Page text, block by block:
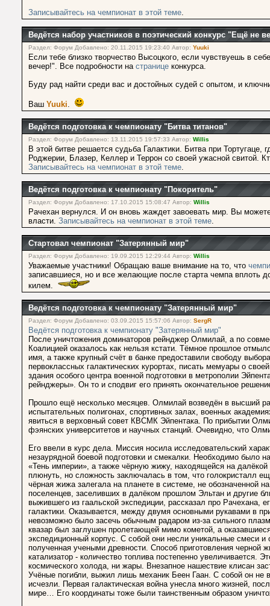
Записывайтесь на чемпионат в этой теме.
Ведётся набор участников в поэтический конкурс "Ещё не
Раздел: Форум Добавлено: 20.11.2015 19:23:40 Автор: Yuuki
Если тебе близко творчество Высоцкого, если чувствуешь в
вечер!". Все подробности на странице конкурса.
Буду рад найти среди вас и достойных судей с опытом, и
Ваш Yuuki.
Ведётся подготовка к чемпионату "Битва титанов"
Раздел: Форум Добавлено: 13.11.2015 19:57:33 Автор: Willis
В этой битве решается судьба Галактики. Битва при
Роджерии, Блазер, Келлер и Террон со своей ужасной свитой.
Записывайтесь на чемпионат в этой теме.
Ведётся подготовка к чемпионату "Покоритель"
Раздел: Форум Добавлено: 17.10.2015 15:08:47 Автор: Willis
Рачехан вернулся. И он вновь жаждет завоевать мир. Вы
власти. Записывайтесь на чемпионат в этой теме.
Стартовал чемпионат "Затерянный мир"
Раздел: Форум Добавлено: 19.09.2015 12:29:44 Автор: Willis
Уважаемые участники! Обращаю ваше внимание на то, что
записавшиеся, но и все желающие после старта чемпа вплоть
килем.
Ведётся подготовка к чемпионату "Затерянный мир"
Раздел: Форум Добавлено: 03.09.2015 15:57:06 Автор: SergR
Ведётся подготовка к чемпионату "Затерянный мир"
После уничтожения доминаторов рейнджер Олмилай, а по
Коалицией оказалось как нельзя кстати. Тёмное прошлое
имя, а также крупный счёт в банке предоставили свободу
первоклассных галактических курортах, писать мемуары о
здания особого центра военной подготовки в метрополии
рейнджеры». Он то и сподвиг его принять окончательное
Прошло ещё несколько месяцев. Олмилай возведён в высший
испытательных полигонах, спортивных залах, военных
явиться в верховный совет КВСМК Эйпентака. По прибытии
фэянских университетов и научных станций. Очевидно, что
Его ввели в курс дела. Миссия носила исследовательский
незаурядной боевой подготовки и смекалки. Необходимо было
«Тень империи», а также чёрную жижу, находящейся на
плюнуть, но сложность заключалась в том, что голокристалл
чёрная жижа залегала на планете в системе, не обозначенной
поселенцев, заселивших в далёком прошлом Эльтан и другие
выжившего из гаальской экспедиции, рассказал про Рачехана,
галактики. Оказывается, между двумя основными рукавами в
невозможно было засечь обычным радаром из-за сильного
квазар был заглушен пролетающей мимо кометой, а
экспедиционный корпус. С собой они несли уникальные смеси
полученная учеными древности. Способ приготовления черной
катализатор - количество топлива постепенно увеличивается.
космического холода, ни жары. Внезапное нашествие клисан
Учёные погибли, выжил лишь механик Беен Гаан. С собой он не
исчезли. Первая галактическая война унесла много жизней,
мире… Его координаты тоже были таинственным образом